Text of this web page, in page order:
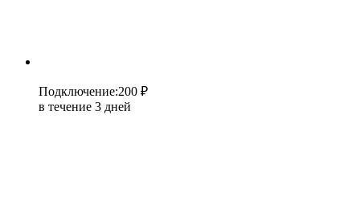
Подключение:200 ₽
в течение 3 дней